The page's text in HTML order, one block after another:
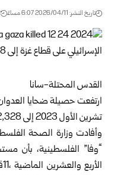
تاريخ النشر: 2026/04/11 6:07 مساءً
القدس المحتلة-سانا
ارتفعت حصيلة ضحايا
تشرين الأول 2023 إلى 72,328 قتيلاً، و172,184 مصاباً.
وأفادت وزارة الصحة
“وفا” الفلسطينية، بأن